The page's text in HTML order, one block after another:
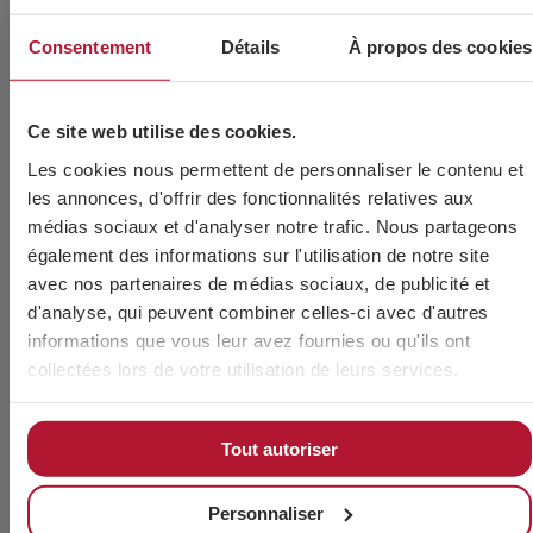
Consentement Détails À propos des cookies
Ce site web utilise des cookies.
Les cookies nous permettent de personnaliser le contenu et
les annonces, d'offrir des fonctionnalités relatives aux
médias sociaux et d'analyser notre trafic. Nous partageons
également des informations sur l'utilisation de notre site
avec nos partenaires de médias sociaux, de publicité et
d'analyse, qui peuvent combiner celles-ci avec d'autres
informations que vous leur avez fournies ou qu'ils ont
collectées lors de votre utilisation de leurs services.
Tout autoriser
Personnaliser
M4 x 30 60810004X030
M4 x 35 60810004X035 500 1.7
M4 x 40 60810004X040 500 1.95
M4 x 45 60810004X045 500 2.2
M4 x 50 60810004X050 500 2.45
60810004X055
60810005X008